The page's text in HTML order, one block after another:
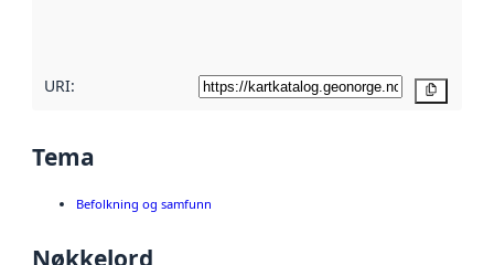
URI:
Tema
Befolkning og samfunn
Nøkkelord